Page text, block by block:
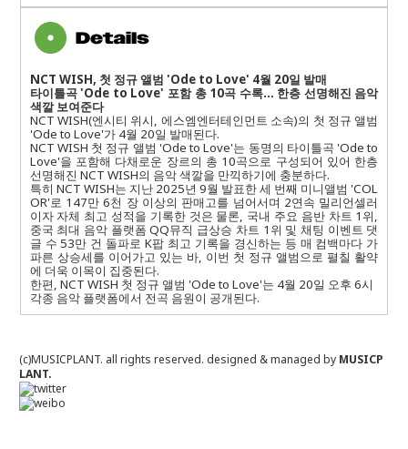
NCT WISH, 첫 정규 앨범 'Ode to Love' 4월 20일 발매
타이틀곡'Ode to Love' 포함 총 10곡 수록… 한층 선명해진 음악
색깔 보여준다
NCT WISH(엔시티 위시, 에스엠엔터테인먼트 소속)의 첫 정규 앨범
'Ode to Love'가 4월 20일 발매된다.
NCT WISH 첫 정규 앨범 'Ode to Love'는 동명의 타이틀곡 'Ode to
Love'을 포함해 다채로운 장르의 총 10곡으로 구성되어 있어 한층
선명해진 NCT WISH의 음악 색깔을 만끽하기에 충분하다.
특히 NCT WISH는 지난 2025년9월 발표한 세 번째 미니앨범 'COL
OR'로 147만6천 장 이상의 판매고를 넘어서며 2연속 밀리언셀러
이자 자체 최고 성적을 기록한 것은 물론, 국내 주요 음반 차트 1 위,
중국 최대 음악 플랫폼QQ뮤직 급상승 차트 1 위 및 채팅 이벤트 댓
글 수 53만 건 돌파로K팝 최고 기록을 경신하는 등 매 컴백마다 가
파른 상승세를 이어가고 있는 바, 이번 첫 정규 앨범으로 펼칠 활약
에 더욱 이목이 집중된다.
한편, NCT WISH 첫 정규 앨범 'Ode to Love'는 4월 20일 오후 6시
각종 음악 플랫폼에서 전곡 음원이 공개된다.
(c)MUSICPLANT. all rights reserved. designed & managed by MUSICP
LANT.